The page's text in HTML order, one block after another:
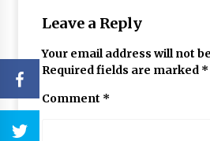
Leave a Reply
Your email address will not
Required fields are marked *
Comment *